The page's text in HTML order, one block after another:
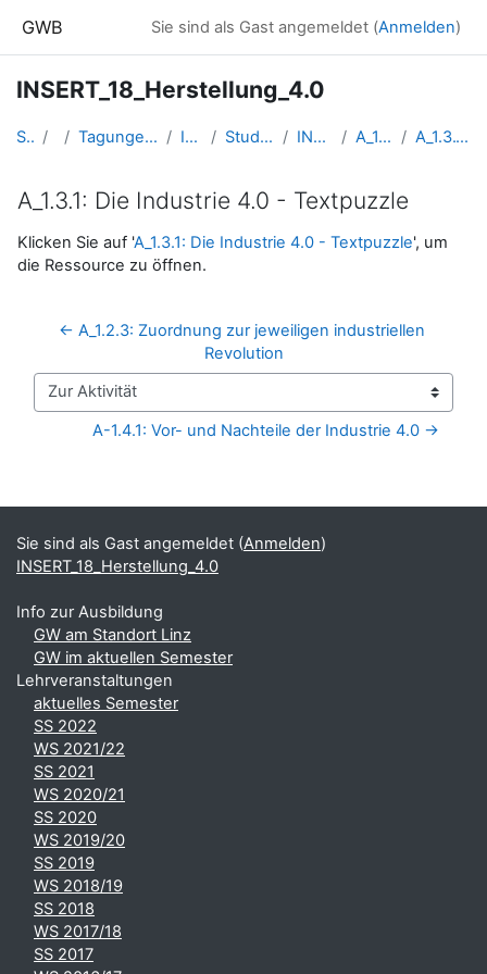
GWB Sie sind als Gast angemeldet (Anmelden)
INSERT_18_Herstellung_4.0
Startseite Kurse Tagungen, Events und Arbeitsgemeinschaften GW INSERT-Lernkurse Studentische INSERT-Prototypen INSERT_18_Herstellung_4.0 A_1.3: Erarbeitungsphase 2 A_1.3.1: Die Industrie 4.0 - Textpuzzle
A_1.3.1: Die Industrie 4.0 - Textpuzzle
Abschlussbedingungen
Klicken Sie auf 'A_1.3.1: Die Industrie 4.0 - Textpuzzle', um
die Ressource zu öffnen.
← A_1.2.3: Zuordnung zur jeweiligen industriellen
Revolution
Zur Aktivität
A-1.4.1: Vor- und Nachteile der Industrie 4.0 →
Ergänzungsblöcke
Sie sind als Gast angemeldet (Anmelden)
INSERT_18_Herstellung_4.0
Info zur Ausbildung
GW am Standort Linz
GW im aktuellen Semester
Lehrveranstaltungen
aktuelles Semester
SS 2022
WS 2021/22
SS 2021
WS 2020/21
SS 2020
WS 2019/20
SS 2019
WS 2018/19
SS 2018
WS 2017/18
SS 2017